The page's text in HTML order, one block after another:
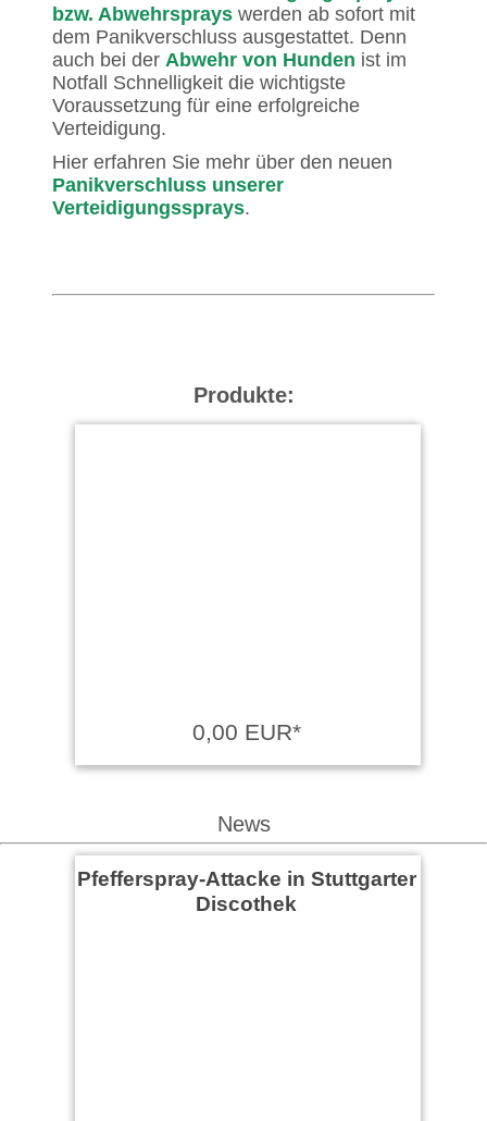
bzw. Abwehrsprays werden ab sofort mit
dem Panikverschluss ausgestattet. Denn
auch bei der Abwehr von Hunden ist im
Notfall Schnelligkeit die wichtigste
Voraussetzung für eine erfolgreiche
Verteidigung.
Hier erfahren Sie mehr über den neuen
Panikverschluss unserer
Verteidigungssprays.
Produkte:
0,00 EUR*
News
Pfefferspray-Attacke in Stuttgarter
Discothek